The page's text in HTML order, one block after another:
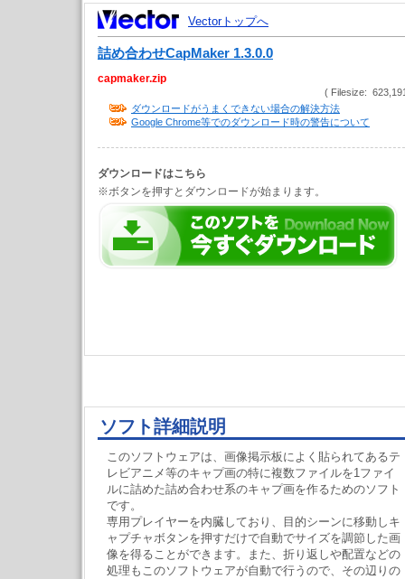
Vectorトップへ
詰め合わせCapMaker 1.3.0.0
capmaker.zip
( Filesize:
ダウンロードがうまくできない場合の解決方法
Google Chrome等でのダウンロード時の警告について
ダウンロードはこちら
※ボタンを押すとダウンロードが始まります。
ソフト詳細説明
このソフトウェアは、画像掲示板によく貼られてあるテ
レビアニメ等のキャプ画の特に複数ファイルを1ファイ
ルに詰めた詰め合わせ系のキャプ画を作るためのソフト
です。
専用プレイヤーを内臓しており、目的シーンに移動しキ
ャプチャボタンを押すだけで自動でサイズを調節した画
像を得ることができます。また、折り返しや配置などの
処理もこのソフトウェアが自動で行うので、その辺りの